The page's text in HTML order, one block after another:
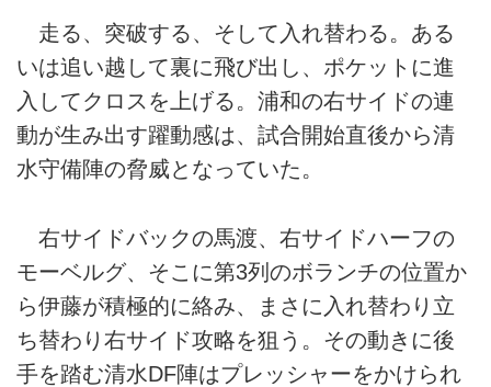
走る、突破する、そして入れ替わる。ある
いは追い越して裏に飛び出し、ポケットに進
入してクロスを上げる。浦和の右サイドの連
動が生み出す躍動感は、試合開始直後から清
水守備陣の脅威となっていた。
右サイドバックの馬渡、右サイドハーフの
モーベルグ、そこに第3列のボランチの位置か
ら伊藤が積極的に絡み、まさに入れ替わり立
ち替わり右サイド攻略を狙う。その動きに後
手を踏む清水DF陣はプレッシャーをかけられ